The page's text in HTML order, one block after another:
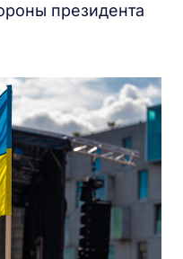
президента